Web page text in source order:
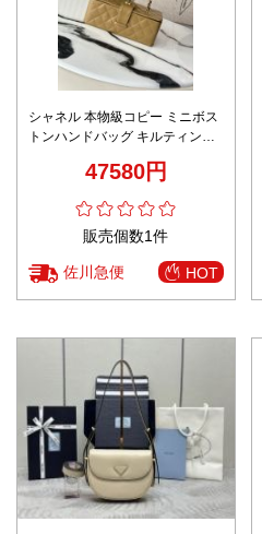
シャネル 本物級コピー ミニボス
トンハンドバッグ キルティング
47580円
販売個数1件
佐川急便 HOT